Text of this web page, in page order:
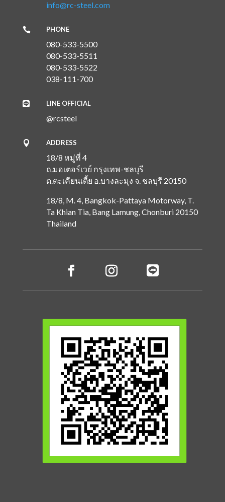
info@rc-steel.com
 PHONE
080-533-5500
080-533-5511
080-533-5522
038-111-700
 LINE OFFICIAL
@rcsteel
 ADDRESS
18/8 หมู่ที่ 4
ถ.มอเตอร์เวย์ กรุงเทพ-ชลบุรี
ต.ตะเคียนเตี้ย อ.บางละมุง จ. ชลบุรี 20150
18/8, M. 4, Bangkok-Pattaya Motorway, T.
Ta Khian Tia, Bang Lamung, Chonburi 20150
Thailand